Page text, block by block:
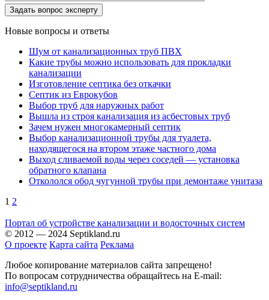
Новые вопросы и ответы
Шум от канализационных труб ПВХ
Какие трубы можно использовать для прокладки
канализации
Изготовление септика без откачки
Септик из Еврокубов
Выбор труб для наружных работ
Вышла из строя канализация из асбестовых труб
Зачем нужен многокамерный септик
Выбор канализационной трубы для туалета,
находящегося на втором этаже частного дома
Выход сливаемой воды через соседей — установка
обратного клапана
Откололся обод чугунной трубы при демонтаже унитаза
1 2
Портал об устройстве канализации и водосточных систем
© 2012 — 2024 Septikland.ru
О проекте Карта сайта Реклама
Любое копирование материалов сайта запрещено!
По вопросам сотрудничества обращайтесь на E-mail:
info@septikland.ru